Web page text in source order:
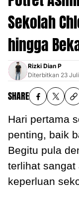
Sekolah
hingga
Rizki Dian P
Diterbitkan 23
SHARE
Hari pertama
penting, baik
Begitu pula
terlihat sangat
keperluan